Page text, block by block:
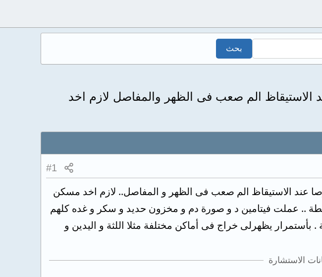
عند الاستيقاظ الم صعب فى الظهر والمفاصل لازم اخد
#1
خصوصا عند الاستيقاظ الم صعب فى الظهر و المفاصل.. لازم اخد مسكن
.. عملت فيتامين د و صورة دم و مخزون حديد و سكر و غده كلهم
يظهرلى خراج فى أماكن مختلفة مثلا اللثة و اليدين و
الاستشارة